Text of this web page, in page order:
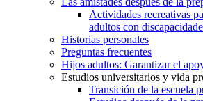
Actividades recreativas
adultos con
Historias personales
Preguntas frecuentes
Hijos adultos: Garantizar el
Estudios universitarios y vida
Transición de la escuela